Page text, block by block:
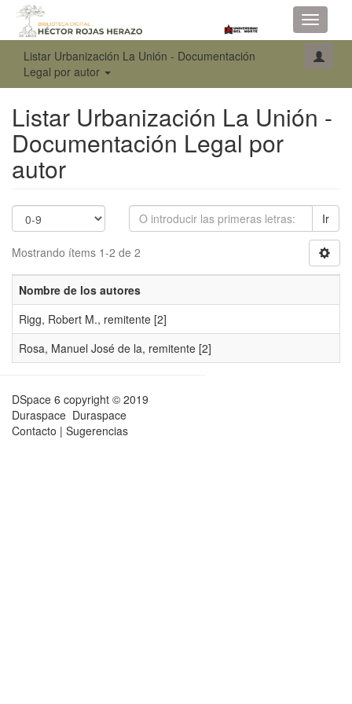
Toggle
Listar Urbanización La Unión - Documentación
Legal por autor
Listar Urbanización La Unión -
Documentación Legal por
autor
Ir
Mostrando ítems 1-2 de 2
Nombre de los autores
Rigg, Robert M., remitente [2]
Rosa, Manuel José de la, remitente [2]
DSpace 6 copyright © 2019
Duraspace Duraspace
Contacto | Sugerencias